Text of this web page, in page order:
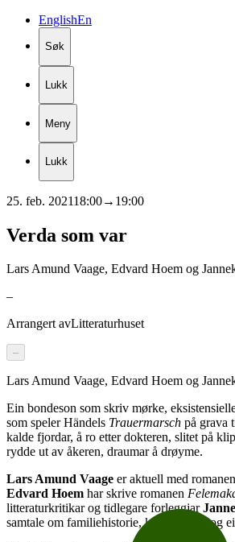
EnglishEn
Søk
Lukk
Meny
Lukk
25. feb. 202118:00→ 19:00
Verda som var
Lars Amund Vaage, Edvard Hoem og
–
Arrangert avLitteraturhuset
–
Lars Amund Vaage, Edvard Hoem og
Ein bondeson som skriv mørke,
som speler Händels Trauermarsch på grava
kalde fjordar, å ro etter dokteren, slitet på
rydde ut av åkeren, draumar å drøyme.
Lars Amund Vaage er aktuell med romanen
Edvard Hoem har skrive romanen
litteraturkritikar og tidlegare forleggjar
samtale om familiehistorie, kunstnarkall og